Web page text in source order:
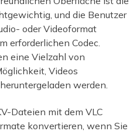
und die Benutzer
oder Videoformat
erforderlichen Codec.
eine Vielzahl von
Videos
werden.
Dateien mit dem VLC
konvertieren, wenn Sie